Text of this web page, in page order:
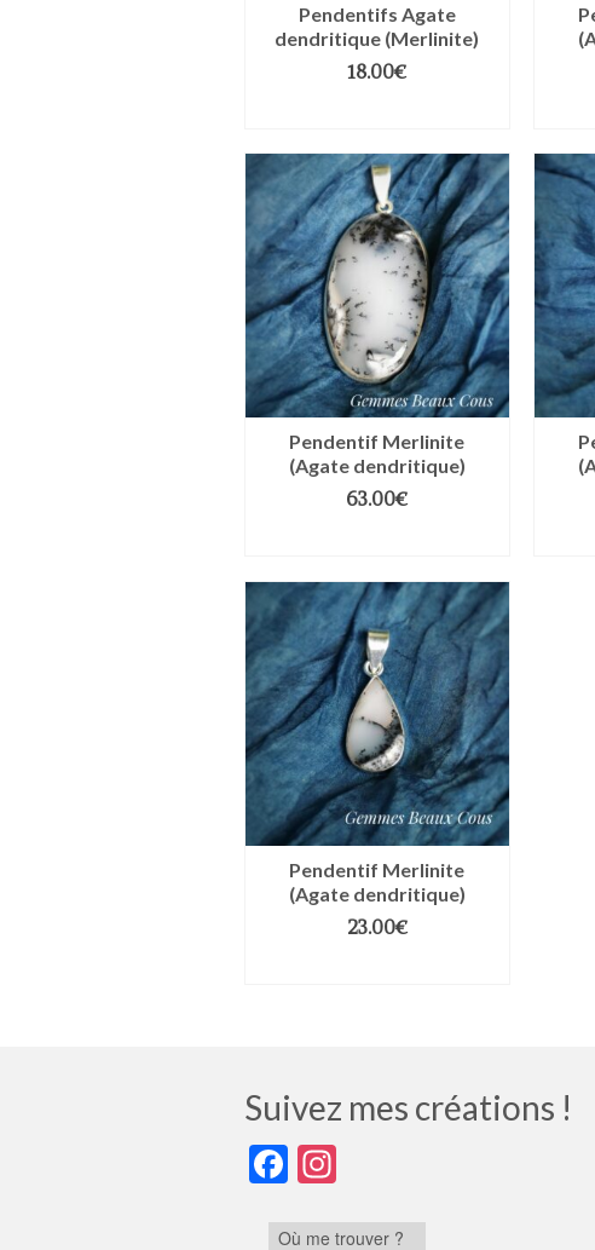
Pendentifs Agate
dendritique (Merlinite)
18.00€
Pendentif Merlinite
(Agate dendritique)
63.00€
Pendentif Merlinite
(Agate dendritique)
23.00€
Suivez mes créations !
Facebook
Où me trouver ?